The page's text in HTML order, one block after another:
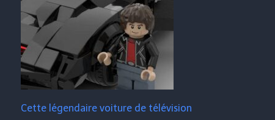
Cette légendaire voiture de télévision